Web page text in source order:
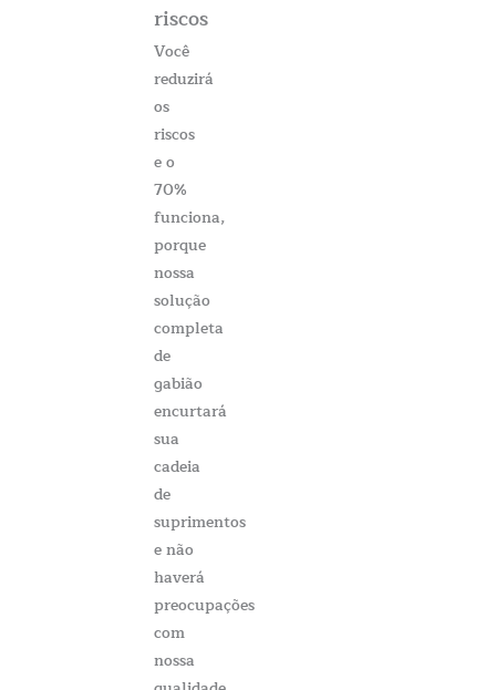
riscos
Você
reduzirá
os
riscos
e o
70%
funciona,
porque
nossa
solução
completa
de
gabião
encurtará
sua
cadeia
de
suprimentos
e não
haverá
preocupações
com
nossa